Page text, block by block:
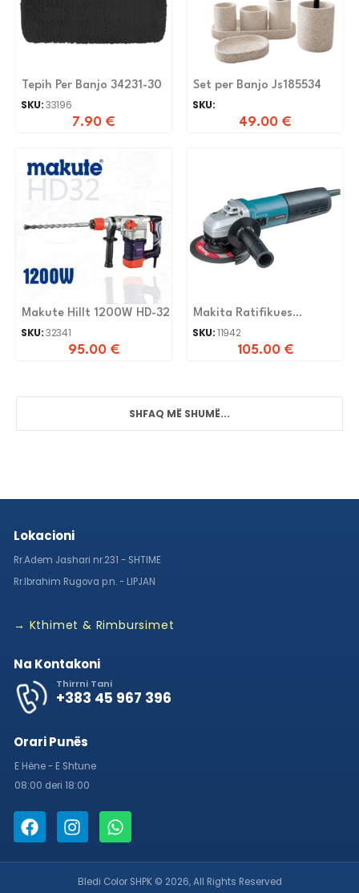
Tepih Per Banjo 34231-30
SKU:33196
7.90 €
Set per Banjo Js185534
SKU:
49.00 €
Makute Hillt 1200W HD-32
SKU:32341
95.00 €
Makita Ratifikues
9558hnrg
SKU:11942
105.00 €
SHFAQ MË SHUMË...
Lokacioni
Rr.Adem Jashari nr.231 - SHTIME
Rr.Ibrahim Rugova p.n. - LIPJAN
→ Kthimet & Rimbursimet
Na Kontakoni
Thirrni Tani
+383 45 967 396
Orari Punës
E Hëne - E Shtune
08:00 deri 18:00
Bledi Color SHPK © 2026, All Rights Reserved